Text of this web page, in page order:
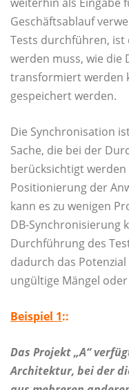
Geschäftsablauf
Tests durchführen, ist
werden muss, wie die
transformiert werden
gespeichert werden.
Die Synchronisation
Sache, die bei der
berücksichtigt
Positionierung der
kann es zu wenigen
DB-Synchronisierung
Durchführung des
dadurch das
ungültige Mängel oder
Beispiel 1::
Das Projekt „A“
Architektur, bei der